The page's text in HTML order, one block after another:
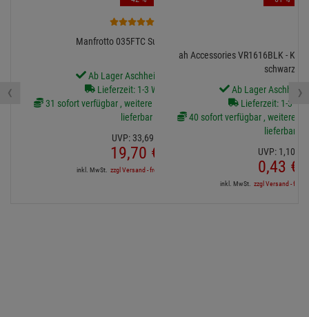
Manfrotto 035FTC Super-Clamp
Ab Lager Aschheim lieferbar
Lieferzeit: 1-3 Werktage
31 sofort verfügbar , weitere Artikel ab Zentrallager
lieferbar
UVP: 33,69
19,70 €
inkl. MwSt. zzgl Versand - frei ab 90,-€ in DE
ah Accessories VR1616BLK -
schwarz
Ab Lager
Lieferzeit: 1-3
40 sofort verfügbar , weitere
lieferbar
UVP: 1,10
0,43 €
inkl. MwSt. zzgl Versand - frei
‹ ›